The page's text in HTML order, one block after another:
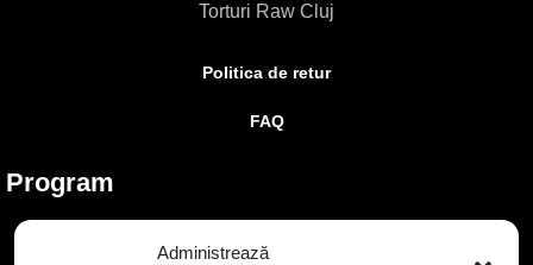
Administrează
Torturi Raw Cluj
Politica de retur
FAQ
Program